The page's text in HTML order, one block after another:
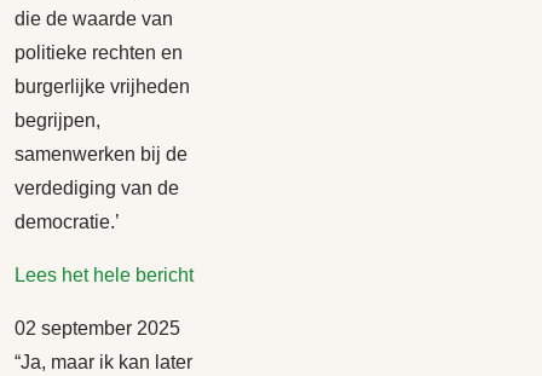
die de waarde van
politieke rechten en
burgerlijke vrijheden
begrijpen,
samenwerken bij de
verdediging van de
democratie.’
Lees het hele bericht
02 september 2025
“Ja, maar ik kan later